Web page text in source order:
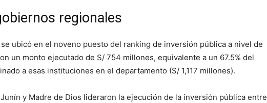
regionales
se ubicó en el noveno puesto del ranking de inversión pública a nivel de
un monto ejecutado de S/ 754 millones, equivalente a un 67.5% del
a esas instituciones en el departamento (S/ 1,117 millones).
Junín y Madre de Dios lideraron la ejecución de la inversión pública entre